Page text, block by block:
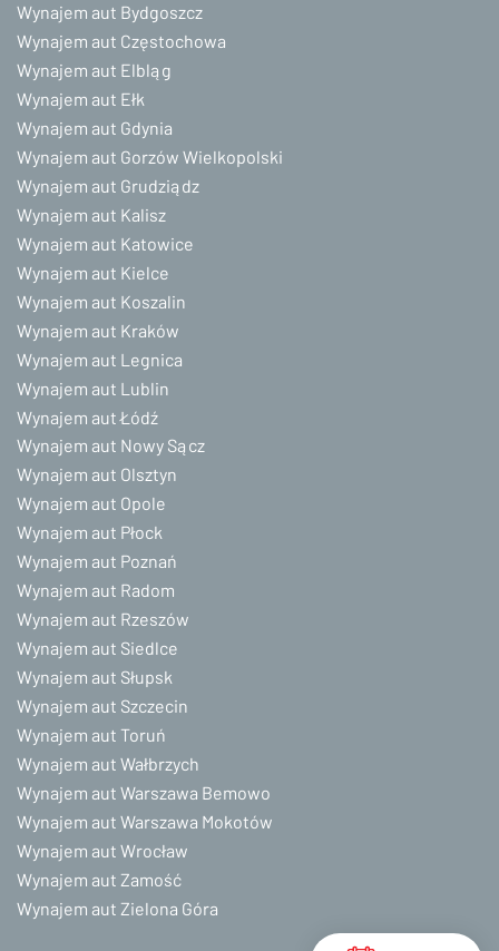
Wynajem aut Bydgoszcz
Wynajem aut Częstochowa
Wynajem aut Elbląg
Wynajem aut Ełk
Wynajem aut Gdynia
Wynajem aut Gorzów Wielkopolski
Wynajem aut Grudziądz
Wynajem aut Kalisz
Wynajem aut Katowice
Wynajem aut Kielce
Wynajem aut Koszalin
Wynajem aut Kraków
Wynajem aut Legnica
Wynajem aut Lublin
Wynajem aut Łódź
Wynajem aut Nowy Sącz
Wynajem aut Olsztyn
Wynajem aut Opole
Wynajem aut Płock
Wynajem aut Poznań
Wynajem aut Radom
Wynajem aut Rzeszów
Wynajem aut Siedlce
Wynajem aut Słupsk
Wynajem aut Szczecin
Wynajem aut Toruń
Wynajem aut Wałbrzych
Wynajem aut Warszawa Bemowo
Wynajem aut Warszawa Mokotów
Wynajem aut Wrocław
Wynajem aut Zamość
Wynajem aut Zielona Góra